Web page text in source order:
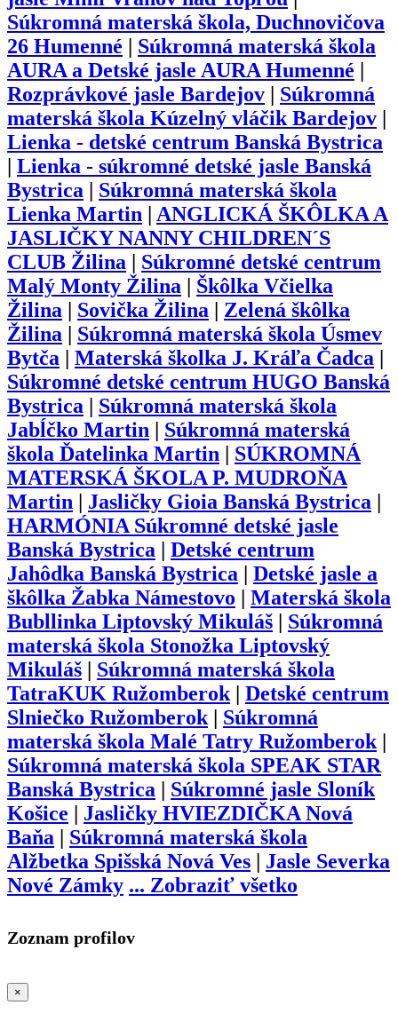
Súkromná materská škola, Duchnovičova
26 Humenné
Súkromná materská škola
AURA a Detské jasle AURA Humenné
Rozprávkové jasle Bardejov
Súkromná
materská škola Kúzelný vláčik Bardejov
Lienka - detské centrum Banská Bystrica
Lienka - súkromné detské jasle Banská
Bystrica
Súkromná materská škola
Lienka Martin
ANGLICKÁ ŠKÔLKA A
JASLIČKY NANNY CHILDREN´S
CLUB Žilina
Súkromné detské centrum
Malý Monty Žilina
Škôlka Včielka
Žilina
Sovička Žilina
Zelená škôlka
Žilina
Súkromná materská škola Úsmev
Bytča
Materská školka J. Kráľa Čadca
Súkromné detské centrum HUGO Banská
Bystrica
Súkromná materská škola
Jabĺčko Martin
Súkromná materská
škola Ďatelinka Martin
SÚKROMNÁ
MATERSKÁ ŠKOLA P. MUDROŇA
Martin
Jasličky Gioia Banská Bystrica
HARMÓNIA Súkromné detské jasle
Banská Bystrica
Detské centrum
Jahôdka Banská Bystrica
Detské jasle a
škôlka Žabka Námestovo
Materská škola
Bubllinka Liptovský Mikuláš
Súkromná
materská škola Stonožka Liptovský
Mikuláš
Súkromná materská škola
TatraKUK Ružomberok| Detské centrum
Slniečko Ružomberok| Súkromná
materská škola Malé Tatry Ružomberok|
Súkromná materská škola SPEAK STAR
Banská Bystrica
Súkromné jasle Sloník
Košice
Jasličky HVIEZDIČKA Nová
Baňa
Súkromná materská škola
Alžbetka Spišská Nová Ves
Jasle Severka
Nové Zámky ... Zobraziť všetko
Zoznam profilov
×